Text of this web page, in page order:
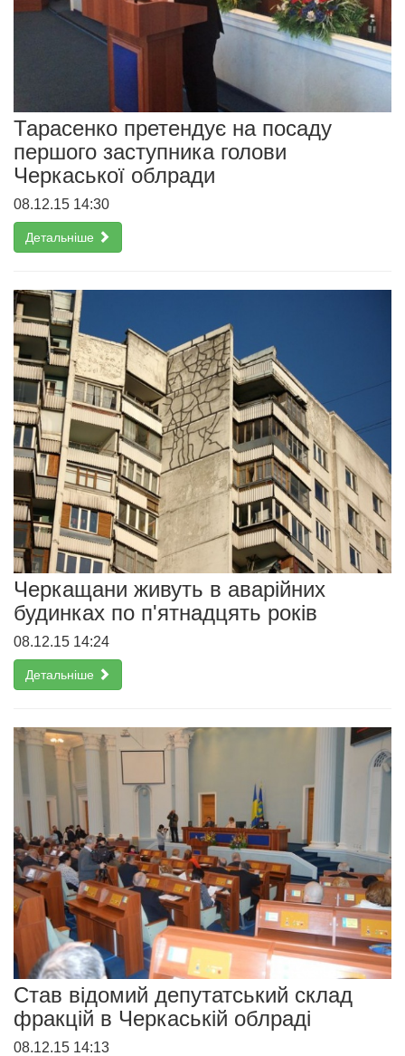
Тарасенко претендує на посаду
першого заступника голови
Черкаської облради
08.12.15 14:30
Детальніше
Черкащани живуть в аварійних
будинках по п'ятнадцять років
08.12.15 14:24
Детальніше
Cтав відомий депутатський склад
фракцій в Черкаській облраді
08.12.15 14:13